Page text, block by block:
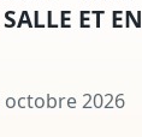
ET EN
octobre 2026